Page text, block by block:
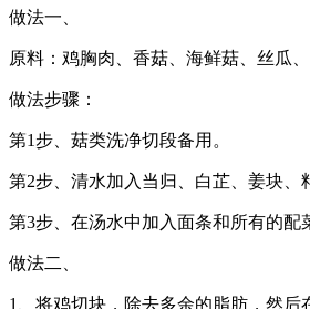
做法一、
原料：鸡胸肉、香菇、海鲜菇、丝瓜
做法步骤：
第1步、菇类洗净切段备用。
第2步、清水加入当归、白芷、姜块、
第3步、在汤水中加入面条和所有的配
做法二、
1、将鸡切块，除去多余的脂肪，然